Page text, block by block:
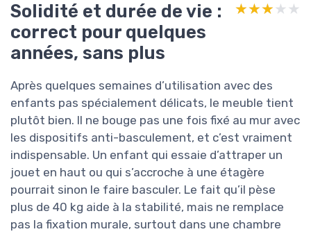
Solidité et durée de vie :
correct pour quelques
années, sans plus
★★★★★
★★★★★
Après quelques semaines d’utilisation avec des
enfants pas spécialement délicats, le meuble tient
plutôt bien. Il ne bouge pas une fois fixé au mur avec
les dispositifs anti-basculement, et c’est vraiment
indispensable. Un enfant qui essaie d’attraper un
jouet en haut ou qui s’accroche à une étagère
pourrait sinon le faire basculer. Le fait qu’il pèse
plus de 40 kg aide à la stabilité, mais ne remplace
pas la fixation murale, surtout dans une chambre